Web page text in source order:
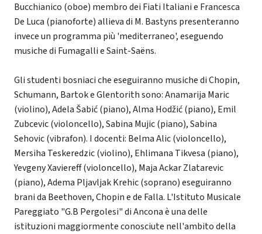
Bucchianico (oboe) membro dei Fiati Italiani e Francesca
De Luca (pianoforte) allieva di M. Bastyns presenteranno
invece un programma più 'mediterraneo', eseguendo
musiche di Fumagalli e Saint-Saëns.
Gli studenti bosniaci che eseguiranno musiche di Chopin,
Schumann, Bartok e Glentorith sono: Anamarija Maric
(violino), Adela Šabić (piano), Alma Hodžić (piano), Emil
Zubcevic (violoncello), Sabina Mujic (piano), Sabina
Sehovic (vibrafon). I docenti: Belma Alic (violoncello),
Mersiha Teskeredzic (violino), Ehlimana Tikvesa (piano),
Yevgeny Xaviereff (violoncello), Maja Ackar Zlatarevic
(piano), Adema Pljavljak Krehic (soprano) eseguiranno
brani da Beethoven, Chopin e de Falla. L'Istituto Musicale
Pareggiato "G.B Pergolesi" di Ancona è una delle
istituzioni maggiormente conosciute nell'ambito della